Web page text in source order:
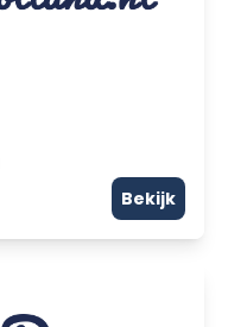
Bekijk